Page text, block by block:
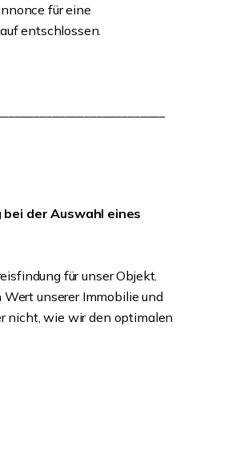
für eine
entschlossen.
der Auswahl eines
für unser Objekt.
unserer Immobilie und
nicht, wie wir den optimalen